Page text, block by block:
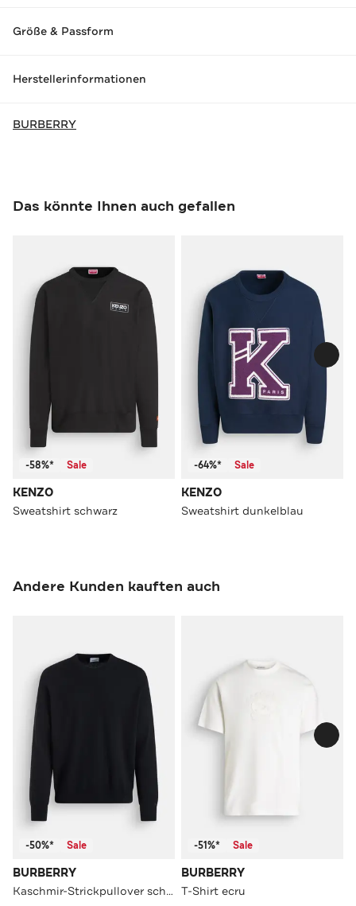
Größe & Passform
Herstellerinformationen
BURBERRY
Das könnte Ihnen auch gefallen
-58%* Sale
KENZO
Sweatshirt schwarz
-64%* Sale
KENZO
Sweatshirt dunkelblau
Andere Kunden kauften auch
-50%* Sale
BURBERRY
Kaschmir-Strickpullover schwarz
-51%* Sale
BURBERRY
T-Shirt ecru